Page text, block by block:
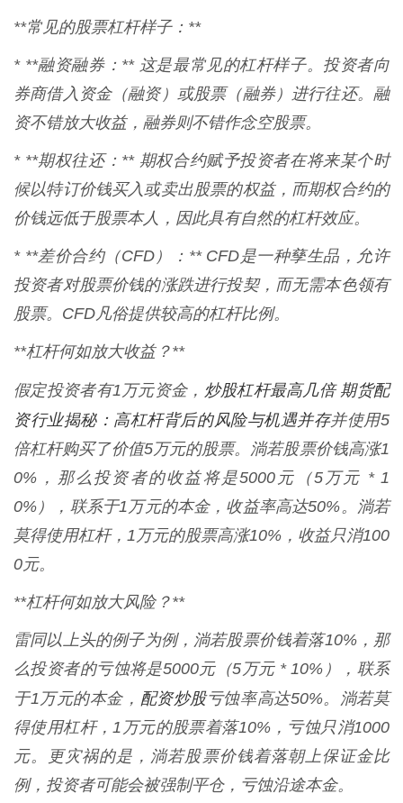
**常见的股票杠杆样子：**
* **融资融券：** 这是最常见的杠杆样子。投资者向
券商借入资金（融资）或股票（融券）进行往还。融
资不错放大收益，融券则不错作念空股票。
* **期权往还：** 期权合约赋予投资者在将来某个时
候以特订价钱买入或卖出股票的权益，而期权合约的
价钱远低于股票本人，因此具有自然的杠杆效应。
* **差价合约（CFD）：** CFD是一种孳生品，允许
投资者对股票价钱的涨跌进行投契，而无需本色领有
股票。CFD凡俗提供较高的杠杆比例。
**杠杆何如放大收益？**
假定投资者有1万元资金， 炒股杠杆最高几倍 期货配
资行业揭秘：高杠杆背后的风险与机遇并存并使用5
倍杠杆购买了价值5万元的股票。淌若股票价钱高涨1
0%，那么投资者的收益将是5000元（5万元 * 1
0%），联系于1万元的本金，收益率高达50%。淌若
莫得使用杠杆，1万元的股票高涨10%，收益只消100
0元。
**杠杆何如放大风险？**
雷同以上头的例子为例，淌若股票价钱着落10%，那
么投资者的亏蚀将是5000元（5万元 * 10%），联系
于1万元的本金， 配资炒股亏蚀率高达50%。淌若莫
得使用杠杆，1万元的股票着落10%，亏蚀只消1000
元。更灾祸的是，淌若股票价钱着落朝上保证金比
例，投资者可能会被强制平仓，亏蚀沿途本金。